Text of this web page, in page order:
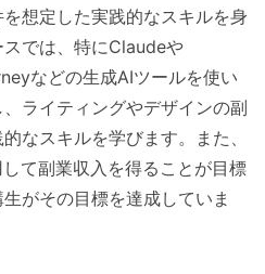
想定した実践的なスキルを身
では、特にClaudeや
などの生成AIツールを使い
ライティングやデザインの副
なスキルを学びます。また、
て副業収入を得ることが目標
がその目標を達成していま